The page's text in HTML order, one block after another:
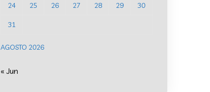
AGOSTO 2026
24 25 26 27 28 29 30
31
« Jun